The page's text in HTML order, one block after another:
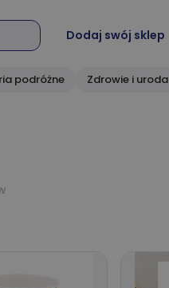
Dodaj swój sklep
podróżne Zdrowie i uroda